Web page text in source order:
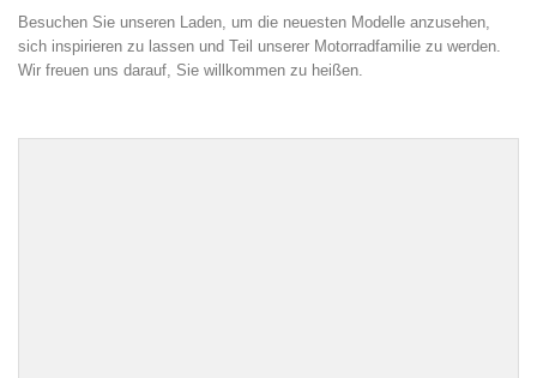
Besuchen Sie unseren Laden, um die neuesten Modelle anzusehen,
sich inspirieren zu lassen und Teil unserer Motorradfamilie zu werden.
Wir freuen uns darauf, Sie willkommen zu heißen.